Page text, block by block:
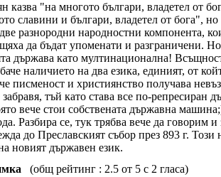
казва "на многото българи, владетел от
славини и българи, владетел от бога",
разнородни народностни компонента,
да бъдат упоменати и разграничени.
държава като мултинационална!
наличието на два езика, единият, от
писменост и християнство получава
тъй като става все по-
вече стои собствената държавна
Разбира се, тук трябва вече да говорим
до Преславският събор през 893 г. Този
новият държавен език.
(общ рейтинг : 2.5 от 5 с 2 гласа)